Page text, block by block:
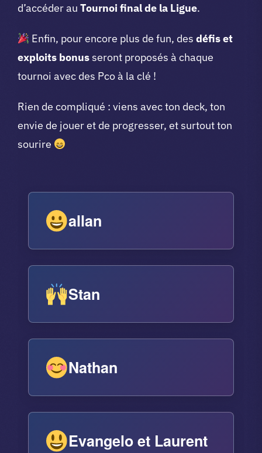
d’accéder au Tournoi final de la Ligue.
Enfin, pour encore plus de fun, desdéfis et
exploits bonusseront proposés à chaque
tournoi avec des Pco à la clé !
Rien de compliqué : viens avec ton deck, ton
envie de jouer et de progresser, et surtout ton
sourire
allan
Stan
Nathan
Evangelo et Laurent